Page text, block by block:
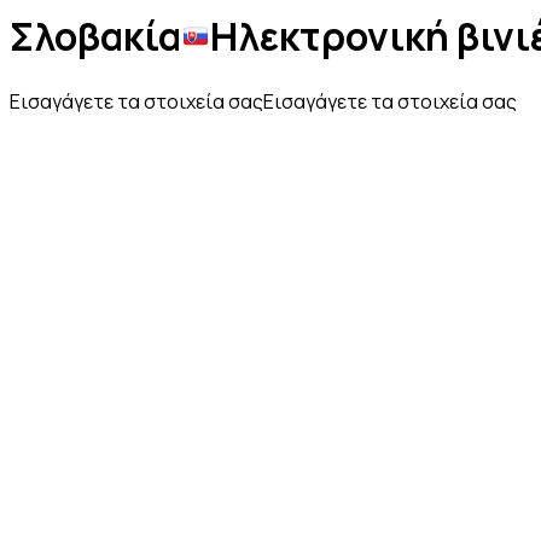
Σλοβακία Ηλεκτρονική
Εισαγάγετε τα στοιχεία σαςΕισαγάγετε τα στοιχεία σας